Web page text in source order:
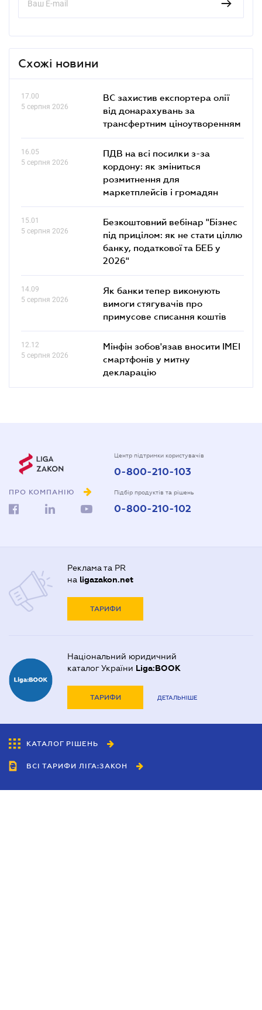
Схожі новини
17.00
5 серпня 2026
ВС захистив експортера олії
від донарахувань за
трансфертним ціноутворенням
16.05
5 серпня 2026
ПДВ на всі посилки з-за
кордону: як зміниться
розмитнення для
маркетплейсів і громадян
15.01
5 серпня 2026
Безкоштовний вебінар "Бізнес
під прицілом: як не стати ціллю
банку, податкової та БЕБ у
2026"
14.09
5 серпня 2026
Як банки тепер виконують
вимоги стягувачів про
примусове списання коштів
12.12
5 серпня 2026
Мінфін зобов'язав вносити IMEI
смартфонів у митну
декларацію
ПРО КОМПАНІЮ
Центр підтримки користувачів
0-800-210-103
Підбір продуктів та рішень
0-800-210-102
Реклама та PR
на ligazakon.net
ТАРИФИ
Національний юридичний
каталог України Liga:BOOK
ТАРИФИ ДЕТАЛЬНІШЕ
КАТАЛОГ РІШЕНЬ
ВСІ ТАРИФИ ЛІГА:ЗАКОН